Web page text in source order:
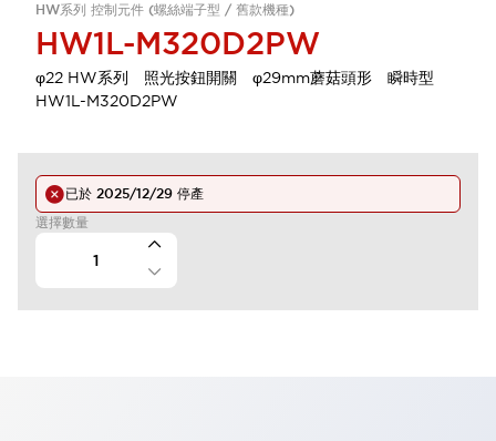
HW系列 控制元件 (螺絲端子型 / 舊款機種)
HW1L-M320D2PW
φ22 HW系列 照光按鈕開關 φ29mm蘑菇頭形 瞬時型
HW1L-M320D2PW
已於 2025/12/29 停產
選擇數量